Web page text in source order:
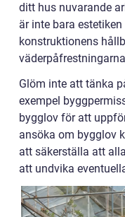
ditt hus nuvarande
är inte bara
konstruktionens
Glöm inte att tänka
exempel
bygglov för att
ansöka om bygglov
att säkerställa att
att undvika